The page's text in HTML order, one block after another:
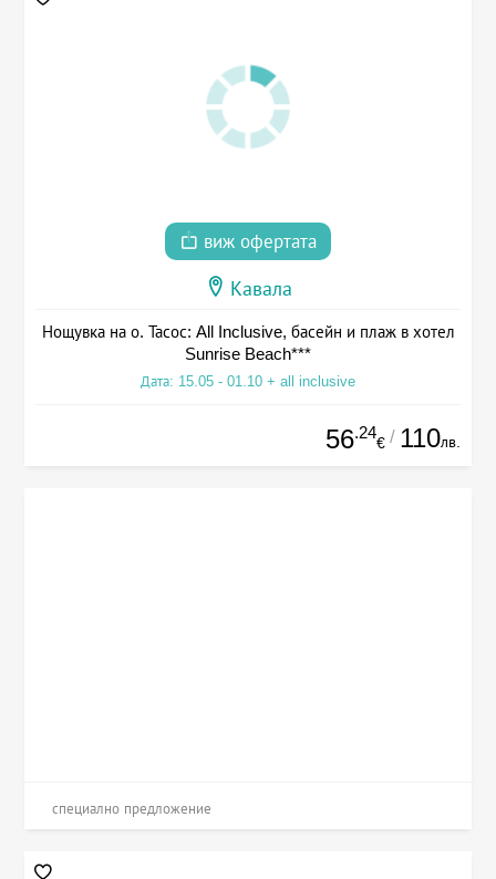
виж офертата
Кавала
Нощувка на о. Тасос: All Inclusive, басейн и плаж в хотел
Sunrise Beach***
Дата: 15.05 - 01.10 + all inclusive
56.24
€ / 110лв.
специално предложение